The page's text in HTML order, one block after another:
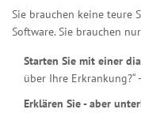
Sie brauchen keine teure
Software. Sie brauchen
Starten Sie mit einer
über Ihre Erkrankung?“
Erklären Sie - aber